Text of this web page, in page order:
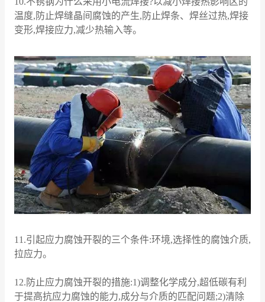
温度,防止焊缝晶间腐蚀的产生,防止焊条、焊丝过热,焊接
变形,焊接应力,减少热输入等。
11.引起应力腐蚀开裂的三个条件:环境,选择性的腐蚀介质,
拉应力。
12.防止应力腐蚀开裂的措施:1)调整化学成分,超低碳有利
于提高抗应力腐蚀的能力,成分与介质的匹配问题;2)清除